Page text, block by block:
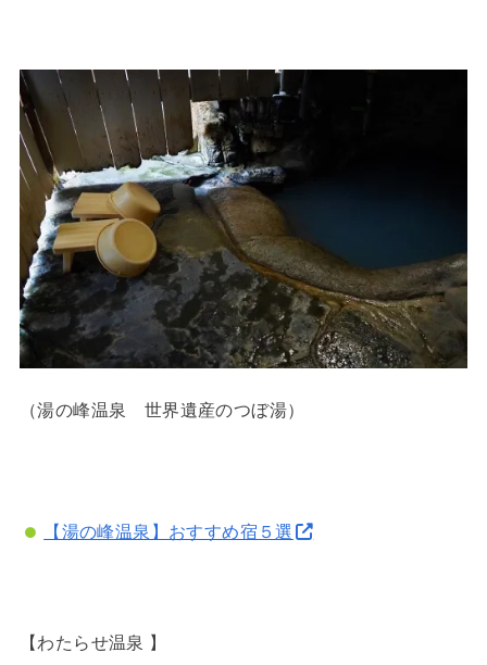
（湯の峰温泉 世界遺産のつぼ湯）
【湯の峰温泉】おすすめ宿５選
【わたらせ温泉 】